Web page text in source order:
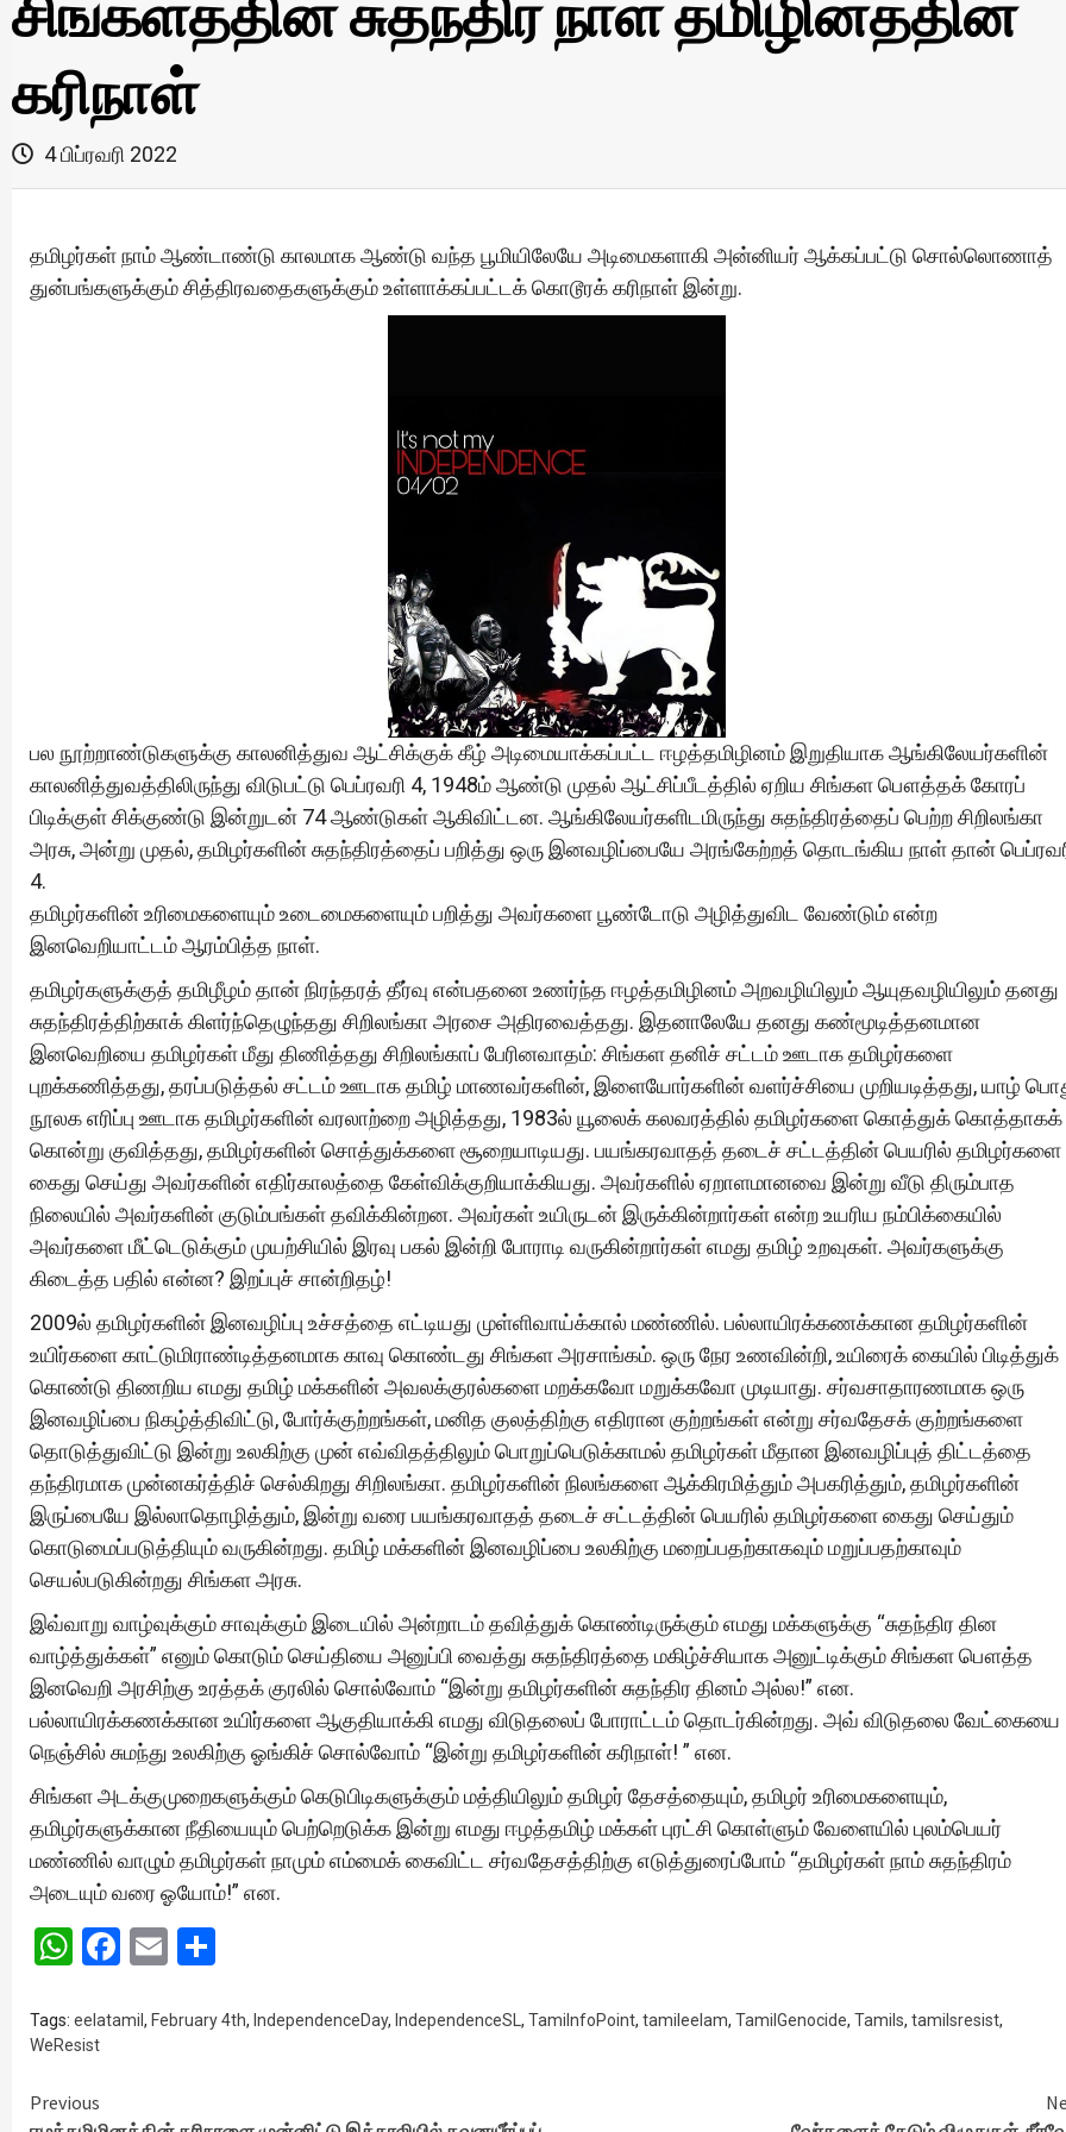
சிங்களத்தின் சுதந்திர நாள் தமிழினத்தின்
கரிநாள்
4 பிப்ரவரி 2022
தமிழர்கள் நாம் ஆண்டாண்டு காலமாக ஆண்டு வந்த பூமியிலேயே அடிமைகளாகி அன்னியர் ஆக்கப்பட்டு சொல்லொணாத்
துன்பங்களுக்கும் சித்திரவதைகளுக்கும் உள்ளாக்கப்பட்டக் கொடூரக் கரிநாள் இன்று.
பல நூற்றாண்டுகளுக்கு காலனித்துவ ஆட்சிக்குக் கீழ் அடிமையாக்கப்பட்ட ஈழத்தமிழினம் இறுதியாக ஆங்கிலேயர்களின்
காலனித்துவத்திலிருந்து விடுபட்டு பெப்ரவரி 4, 1948ம் ஆண்டு முதல் ஆட்சிப்பீடத்தில் ஏறிய சிங்கள பௌத்தக் கோரப்
பிடிக்குள் சிக்குண்டு இன்றுடன் 74 ஆண்டுகள் ஆகிவிட்டன. ஆங்கிலேயர்களிடமிருந்து சுதந்திரத்தைப் பெற்ற சிறிலங்கா
அரசு, அன்று முதல், தமிழர்களின் சுதந்திரத்தைப் பறித்து ஒரு இனவழிப்பையே அரங்கேற்றத் தொடங்கிய நாள் தான்
4.
தமிழர்களின் உரிமைகளையும் உடைமைகளையும் பறித்து அவர்களை பூண்டோடு அழித்துவிட வேண்டும் என்ற
இனவெறியாட்டம் ஆரம்பித்த நாள்.
தமிழர்களுக்குத் தமிழீழம் தான் நிரந்தரத் தீர்வு என்பதனை உணர்ந்த ஈழத்தமிழினம் அறவழியிலும் ஆயுதவழியிலும் தனது
சுதந்திரத்திற்காக் கிளர்ந்தெழுந்தது சிறிலங்கா அரசை அதிரவைத்தது. இதனாலேயே தனது கண்மூடித்தனமான
இனவெறியை தமிழர்கள் மீது திணித்தது சிறிலங்காப் பேரினவாதம்: சிங்கள தனிச் சட்டம் ஊடாக தமிழர்களை
புறக்கணித்தது, தரப்படுத்தல் சட்டம் ஊடாக தமிழ் மாணவர்களின், இளையோர்களின் வளர்ச்சியை முறியடித்தது, யாழ்
நூலக எரிப்பு ஊடாக தமிழர்களின் வரலாற்றை அழித்தது, 1983ல் யூலைக் கலவரத்தில் தமிழர்களை கொத்துக் கொத்தாகக்
கொன்று குவித்தது, தமிழர்களின் சொத்துக்களை சூறையாடியது. பயங்கரவாதத் தடைச் சட்டத்தின் பெயரில் தமிழர்களை
கைது செய்து அவர்களின் எதிர்காலத்தை கேள்விக்குறியாக்கியது. அவர்களில் ஏறாளமானவை இன்று வீடு திரும்பாத
நிலையில் அவர்களின் குடும்பங்கள் தவிக்கின்றன. அவர்கள் உயிருடன் இருக்கின்றார்கள் என்ற உயரிய நம்பிக்கையில்
அவர்களை மீட்டெடுக்கும் முயற்சியில் இரவு பகல் இன்றி போராடி வருகின்றார்கள் எமது தமிழ் உறவுகள். அவர்களுக்கு
கிடைத்த பதில் என்ன? இறப்புச் சான்றிதழ்!
2009ல் தமிழர்களின் இனவழிப்பு உச்சத்தை எட்டியது முள்ளிவாய்க்கால் மண்ணில். பல்லாயிரக்கணக்கான தமிழர்களின்
உயிர்களை காட்டுமிராண்டித்தனமாக காவு கொண்டது சிங்கள அரசாங்கம். ஒரு நேர உணவின்றி, உயிரைக் கையில் பிடித்துக்
கொண்டு திணறிய எமது தமிழ் மக்களின் அவலக்குரல்களை மறக்கவோ மறுக்கவோ முடியாது. சர்வசாதாரணமாக ஒரு
இனவழிப்பை நிகழ்த்திவிட்டு, போர்க்குற்றங்கள், மனித குலத்திற்கு எதிரான குற்றங்கள் என்று சர்வதேசக் குற்றங்களை
தொடுத்துவிட்டு இன்று உலகிற்கு முன் எவ்விதத்திலும் பொறுப்பெடுக்காமல் தமிழர்கள் மீதான இனவழிப்புத் திட்டத்தை
தந்திரமாக முன்னகர்த்திச் செல்கிறது சிறிலங்கா. தமிழர்களின் நிலங்களை ஆக்கிரமித்தும் அபகரித்தும், தமிழர்களின்
இருப்பையே இல்லாதொழித்தும், இன்று வரை பயங்கரவாதத் தடைச் சட்டத்தின் பெயரில் தமிழர்களை கைது செய்தும்
கொடுமைப்படுத்தியும் வருகின்றது. தமிழ் மக்களின் இனவழிப்பை உலகிற்கு மறைப்பதற்காகவும் மறுப்பதற்காவும்
செயல்படுகின்றது சிங்கள அரசு.
இவ்வாறு வாழ்வுக்கும் சாவுக்கும் இடையில் அன்றாடம் தவித்துக் கொண்டிருக்கும் எமது மக்களுக்கு “சுதந்திர தின
வாழ்த்துக்கள்” எனும் கொடும் செய்தியை அனுப்பி வைத்து சுதந்திரத்தை மகிழ்ச்சியாக அனுட்டிக்கும் சிங்கள பௌத்த
இனவெறி அரசிற்கு உரத்தக் குரலில் சொல்வோம் “இன்று தமிழர்களின் சுதந்திர தினம் அல்ல!” என.
பல்லாயிரக்கணக்கான உயிர்களை ஆகுதியாக்கி எமது விடுதலைப் போராட்டம் தொடர்கின்றது. அவ் விடுதலை வேட்கையை
நெஞ்சில் சுமந்து உலகிற்கு ஓங்கிச் சொல்வோம் “இன்று தமிழர்களின் கரிநாள்! ” என.
சிங்கள அடக்குமுறைகளுக்கும் கெடுபிடிகளுக்கும் மத்தியிலும் தமிழர் தேசத்தையும், தமிழர் உரிமைகளையும்,
தமிழர்களுக்கான நீதியையும் பெற்றெடுக்க இன்று எமது ஈழத்தமிழ் மக்கள் புரட்சி கொள்ளும் வேளையில் புலம்பெயர்
மண்ணில் வாழும் தமிழர்கள் நாமும் எம்மைக் கைவிட்ட சர்வதேசத்திற்கு எடுத்துரைப்போம் “தமிழர்கள் நாம் சுதந்திரம்
அடையும் வரை ஓயோம்!” என.
WhatsApp
Facebook
Email
Tags: eelatamil , February 4th, IndependenceDay, IndependenceSL , TamiInfoPoint, tamileelam, TamilGenocide, Tamils, tamilsresist,
WeResist
Continue
Previous